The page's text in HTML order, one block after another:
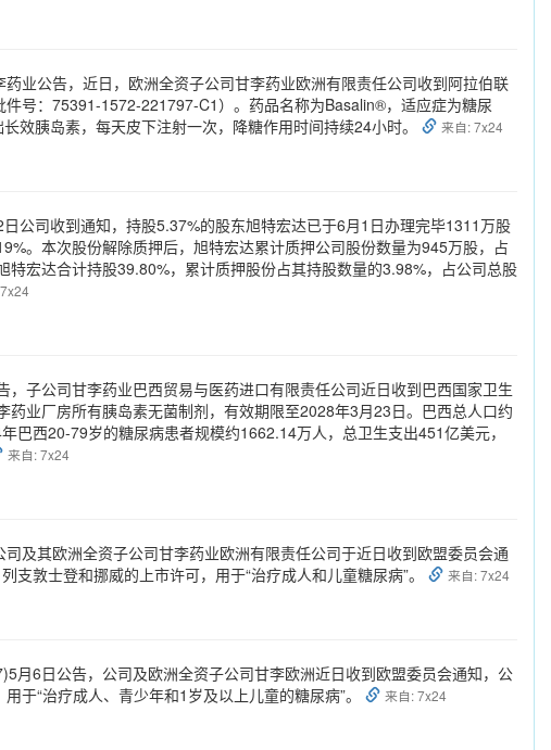
业公告，近日，欧洲全资子公司甘李药业欧洲有限责任公司收到阿拉伯联
号：75391-1572-221797-C1）。药品名称为Basalin®，适应症为糖尿
效胰岛素，每天皮下注射一次，降糖作用时间持续24小时。
来自: 7x24
公司收到通知，持股5.37%的股东旭特宏达已于6月1日办理完毕1311万股
。本次股份解除质押后，旭特宏达累计质押公司股份数量为945万股，占
宏达合计持股39.80%，累计质押股份占其持股数量的3.98%，占公司总股
子公司甘李药业巴西贸易与医药进口有限责任公司近日收到巴西国家卫生
业厂房所有胰岛素无菌制剂，有效期限至2028年3月23日。巴西总人口约
西20-79岁的糖尿病患者规模约1662.14万人，总卫生支出451亿美元，
来自: 7x24
及其欧洲全资子公司甘李药业欧洲有限责任公司于近日收到欧盟委员会通
敦士登和挪威的上市许可，用于“治疗成人和儿童糖尿病”。
来自: 7x24
月6日公告，公司及欧洲全资子公司甘李欧洲近日收到欧盟委员会通知，公
于“治疗成人、青少年和1岁及以上儿童的糖尿病”。
来自: 7x24